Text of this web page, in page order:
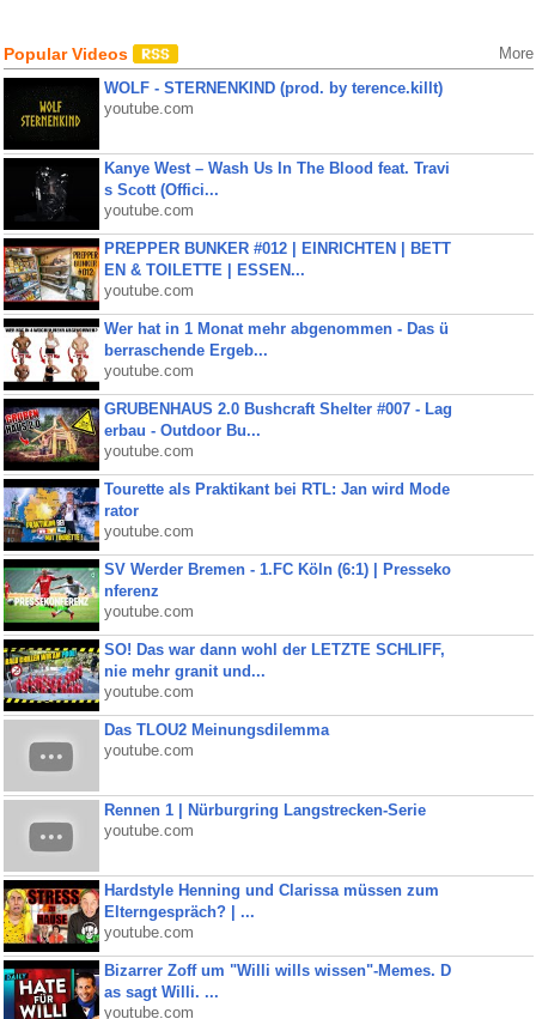
Popular Videos More
WOLF - STERNENKIND (prod. by terence.killt)
youtube.com
Kanye West – Wash Us In The Blood feat. Travi
s Scott (Offici...
youtube.com
PREPPER BUNKER #012 | EINRICHTEN | BETT
EN & TOILETTE | ESSEN...
youtube.com
Wer hat in 1 Monat mehr abgenommen - Das ü
berraschende Ergeb...
youtube.com
GRUBENHAUS 2.0 Bushcraft Shelter #007 - Lag
erbau - Outdoor Bu...
youtube.com
Tourette als Praktikant bei RTL: Jan wird Mode
rator
youtube.com
SV Werder Bremen - 1.FC Köln (6:1) | Presseko
nferenz
youtube.com
SO! Das war dann wohl der LETZTE SCHLIFF,
nie mehr granit und...
youtube.com
Das TLOU2 Meinungsdilemma
youtube.com
Rennen 1 | Nürburgring Langstrecken-Serie
youtube.com
Hardstyle Henning und Clarissa müssen zum
Elterngespräch? | ...
youtube.com
Bizarrer Zoff um "Willi wills wissen"-Memes. D
as sagt Willi. ...
youtube.com